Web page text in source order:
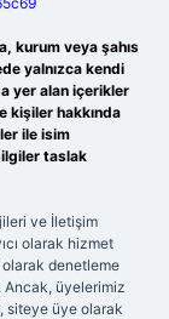
kurum veya şahıs
yalnızca kendi
yer alan içerikler
kişiler hakkında
ile isim
taslak
ve İletişim
olarak hizmet
denetleme
Ancak, üyelerimiz
siteye üye olarak